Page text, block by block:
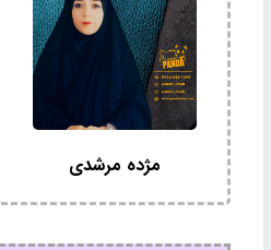
مژده مرشدی